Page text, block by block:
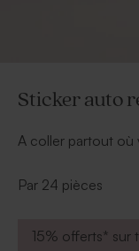
Sticker auto
A coller partout où
sensation avec le
Par 24 pièces
15% offerts* sur